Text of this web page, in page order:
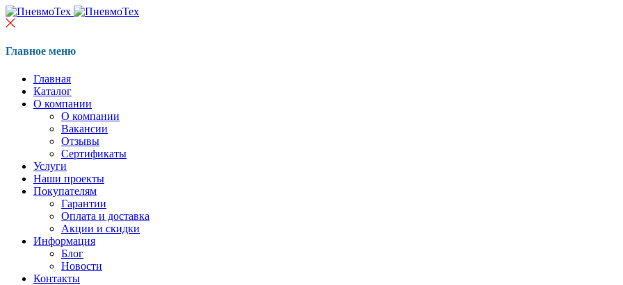
Главное меню
Главная
Каталог
О компании
О компании
Вакансии
Отзывы
Сертификаты
Услуги
Наши проекты
Покупателям
Гарантии
Оплата и доставка
Акции и скидки
Информация
Блог
Новости
Контакты